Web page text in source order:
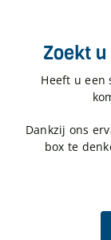
Zoekt
Heeft u een
Dankzij ons
box te